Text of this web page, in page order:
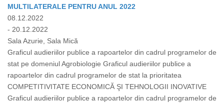
MULTILATERALE PENTRU ANUL 2022
08.12.2022
- 20.12.2022
Sala Azurie, Sala Mică
Graficul audieriilor publice a rapoartelor din cadrul programelor de
stat pe domeniul Agrobiologie Graficul audieriilor publice a
rapoartelor din cadrul programelor de stat la prioritatea
COMPETITIVITATE ECONOMICĂ ŞI TEHNOLOGII INOVATIVE
Graficul audieriilor publice a rapoartelor din cadrul programelor de